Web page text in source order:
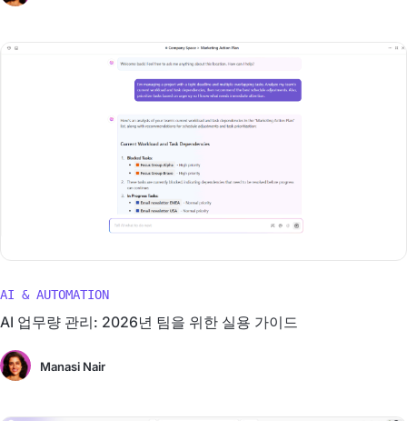
AI & AUTOMATION
AI 업무량 관리: 2026년 팀을 위한 실용 가이드
Manasi Nair